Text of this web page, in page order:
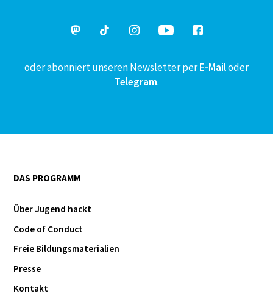
oder abonniert unseren Newsletter perE-Mailoder
Telegram.
DAS PROGRAMM
Über Jugend hackt
Code of Conduct
Freie Bildungsmaterialien
Presse
Kontakt